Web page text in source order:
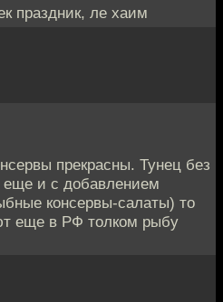
праздник, ле хаим
прекрасны. Тунец без
еще и с добавлением
консервы-салаты) то
еще в РФ толком рыбу